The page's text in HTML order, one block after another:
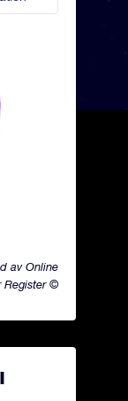
av Online
Register ©